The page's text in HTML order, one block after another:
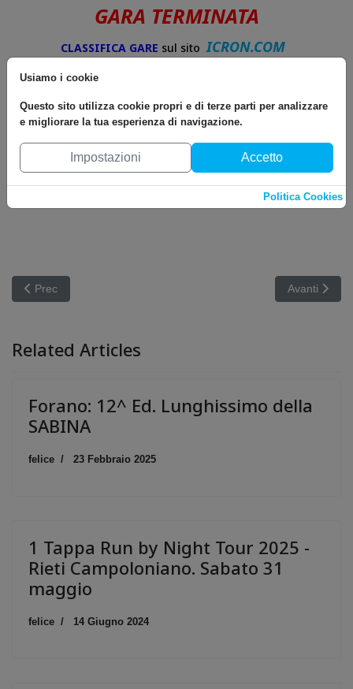
GARA TERMINATA
CLASSIFICA GARE sul sito ICRON.COM
Articolo precedente: Fiumata: 1^ Ed. Lunghissimo - Lago del
Prec Articolo
Avanti
Related Articles
Forano: 12^ Ed. Lunghissimo della
SABINA
felice 23 Febbraio 2025
1 Tappa Run by Night Tour 2025 -
Rieti Campoloniano. Sabato 31
maggio
felice 14 Giugno 2024
Usiamo i cookie
Questo sito utilizza cookie propri e di terze parti per analizzare
e migliorare la tua esperienza di navigazione.
Impostazioni Accetto
Politica Cookies